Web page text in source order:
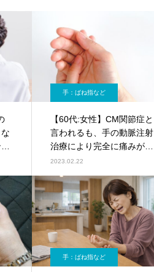
手：ばね指など
【60代:女性】CM関節症と
言われるも、手の動脈注射
治療により完全に痛みが取
れた腱鞘炎の症例
2023.02.22
手：ばね指など